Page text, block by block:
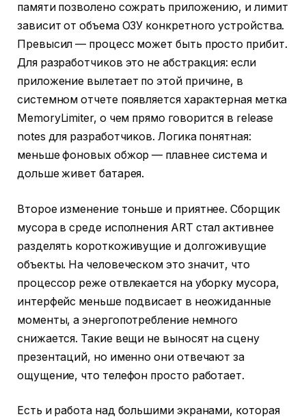
памяти позволено сожрать приложению, и лимит
зависит от объема ОЗУ конкретного устройства.
Превысил — процесс может быть просто прибит.
Для разработчиков это не абстракция: если
приложение вылетает по этой причине, в
системном отчете появляется характерная метка
MemoryLimiter, о чем прямо говорится в release
notes для разработчиков. Логика понятная:
меньше фоновых обжор — плавнее система и
дольше живет батарея.
Второе изменение тоньше и приятнее. Сборщик
мусора в среде исполнения ART стал активнее
разделять короткоживущие и долгоживущие
объекты. На человеческом это значит, что
процессор реже отвлекается на уборку мусора,
интерфейс меньше подвисает в неожиданные
моменты, а энергопотребление немного
снижается. Такие вещи не выносят на сцену
презентаций, но именно они отвечают за
ощущение, что телефон просто работает.
Есть и работа над большими экранами, которая